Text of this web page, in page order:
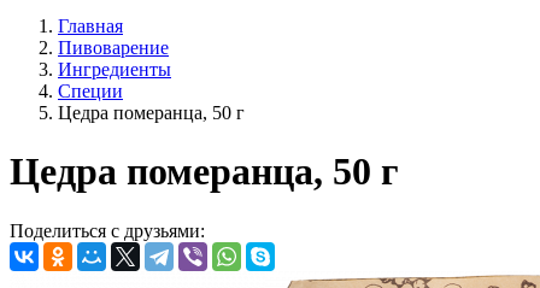
Главная
Пивоварение
Ингредиенты
Специи
Цедра померанца, 50 г
Цедра померанца, 50 г
Поделиться с друзьями: